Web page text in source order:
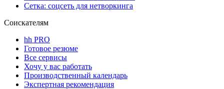
Сетка: соцсеть для нетворкинга
Соискателям
hh PRO
Готовое резюме
Все сервисы
Хочу у вас работать
Производственный календарь
Экспертная рекомендация